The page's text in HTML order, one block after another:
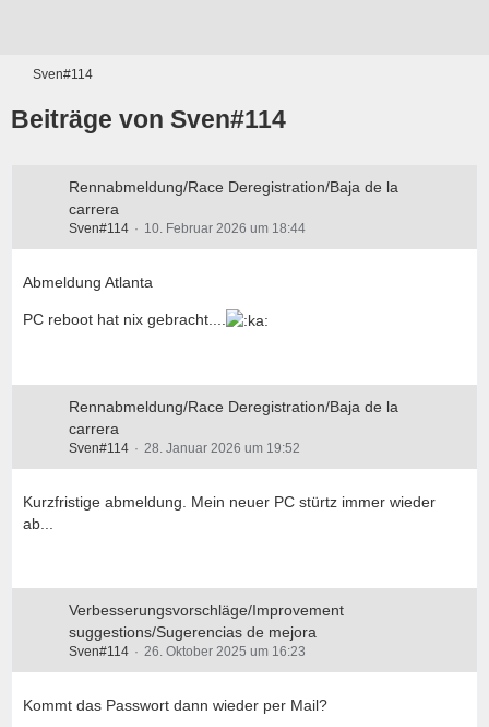
Sven#114
Beiträge von Sven#114
Rennabmeldung/Race Deregistration/Baja de la
carrera
Sven#114 10. Februar 2026 um 18:44
Abmeldung Atlanta
PC reboot hat nix gebracht....
Rennabmeldung/Race Deregistration/Baja de la
carrera
Sven#114 28. Januar 2026 um 19:52
Kurzfristige abmeldung. Mein neuer PC stürtz immer wieder
ab...
Verbesserungsvorschläge/Improvement
suggestions/Sugerencias de mejora
Sven#114 26. Oktober 2025 um 16:23
Kommt das Passwort dann wieder per Mail?